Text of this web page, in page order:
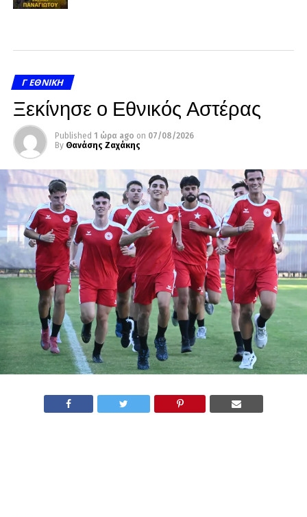
Γ ΕΘΝΙΚΉ
Ξεκίνησε ο Εθνικός Αστέρας
Published 1 ώρα ago on 07/08/2026
By Θανάσης Ζαχάκης